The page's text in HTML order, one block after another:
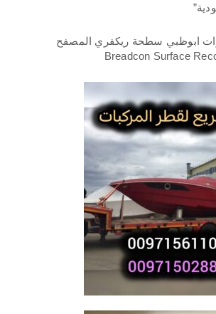
ابوظبي سطحة ريكفري المصفح
Breadcon Surface